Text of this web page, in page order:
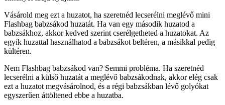
Vásárold meg ezt a huzatot, ha szeretnéd lecserélni meglévő mini
Flashbag babzsákod huzatát. Ha van egy második huzatod a
babzsákhoz, akkor kedved szerint cserélgetheted a huzatokat. Az
egyik huzattal használhatod a babzsákot beltéren, a másikkal pedig
kültéren.
Nem Flashbag babzsákod van? Semmi probléma. Ha szeretnéd
lecserélni a külső huzatát a meglévő babzsákodnak, akkor elég csak
ezt a huzatot megvásárolnod, és a régi babzsákban lévő golyókat
egyszerűen áttöltened ebbe a huzatba.